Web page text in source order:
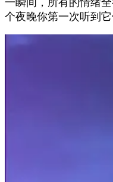
个夜晚你第一次听到